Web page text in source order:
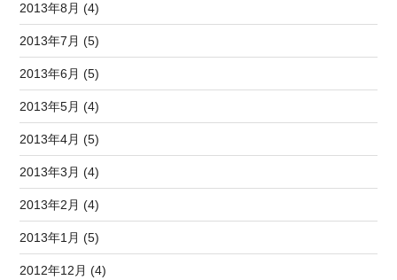
2013年8月 (4)
2013年7月 (5)
2013年6月 (5)
2013年5月 (4)
2013年4月 (5)
2013年3月 (4)
2013年2月 (4)
2013年1月 (5)
2012年12月 (4)